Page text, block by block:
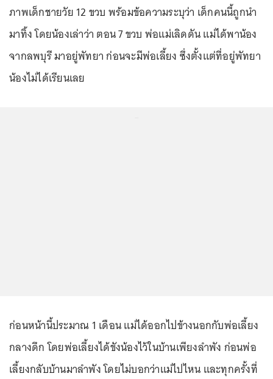
ภาพเด็กชายวัย 12 ขวบ พร้อมข้อความระบุว่า เด็กคนนี้ถูกนำ
มาทิ้ง โดยน้องเล่าว่า ตอน 7 ขวบ พ่อแม่เลิดดัน แม่ได้พาน้อง
จากลพบุรี มาอยู่พัทยา ก่อนจะมีพ่อเลี้ยง ซึ่งตั้งแต่ที่อยู่พัทยา
น้องไม่ได้เรียนเลย
ก่อนหน้านี้ประมาณ 1 เดือน แม่ได้ออกไปข้างนอกกับพ่อเลี้ยง
กลางดึก โดยพ่อเลี้ยงได้ขังน้องไว้ในบ้านเพียงลำพัง ก่อนพ่อ
เลี้ยงกลับบ้านมาลำพัง โดยไม่บอกว่าแม่ไปไหน และทุกครั้งที่